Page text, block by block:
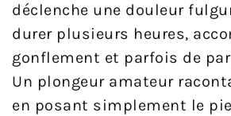
déclenche une douleur
durer plusieurs heures,
gonflement et parfois de
Un plongeur amateur
en posant simplement le